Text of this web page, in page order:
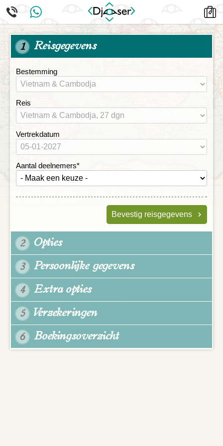
1 Reisgegevens
Bestemming
Reis
Vertrekdatum
Aantal deelnemers*
Bevestig reisgegevens
2 Opties
3 Persoonlijke gegevens
4 Extra opties
5 Verzekeringen
6 Boekingsoverzicht